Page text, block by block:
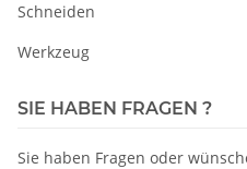
Schneiden
Werkzeug
SIE HABEN FRAGEN ?
Sie haben Fragen oder